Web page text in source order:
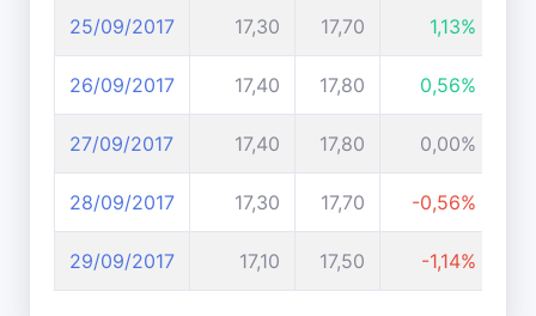
25/09/2017 17,30 17,70 1,13%
26/09/2017 17,40 17,80 0,56%
27/09/2017 17,40 17,80 0,00%
28/09/2017 17,30 17,70 -0,56%
29/09/2017 17,10 17,50 -1,14%